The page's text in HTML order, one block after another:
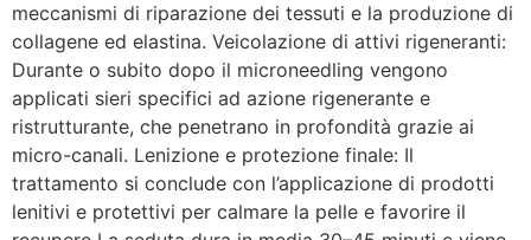
meccanismi di riparazione dei tessuti e la produzione di
collagene ed elastina. Veicolazione di attivi rigeneranti:
Durante o subito dopo il microneedling vengono
applicati sieri specifici ad azione rigenerante e
ristrutturante, che penetrano in profondità grazie ai
micro-canali. Lenizione e protezione finale: Il
trattamento si conclude con l’applicazione di prodotti
lenitivi e protettivi per calmare la pelle e favorire il